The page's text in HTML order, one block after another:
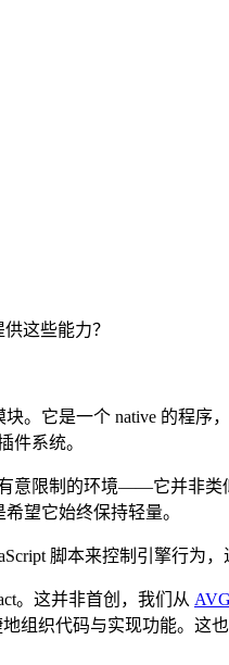
这些能力？
。它是一个 native 的程序
件系统。
意限制的环境——它并非类
望它始终保持轻量。
脚本来控制引擎行为，
。这并非首创，我们从
组织代码与实现功能。这